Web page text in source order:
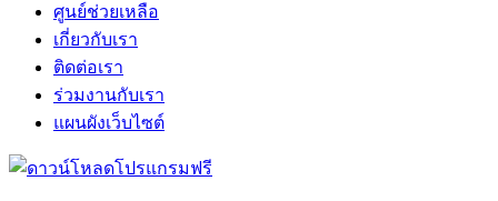
ศูนย์ช่วยเหลือ
เกี่ยวกับเรา
ติดต่อเรา
ร่วมงานกับเรา
แผนผังเว็บไซต์